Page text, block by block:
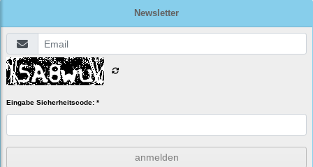
Newsletter
Eingabe Sicherheitscode: *
anmelden